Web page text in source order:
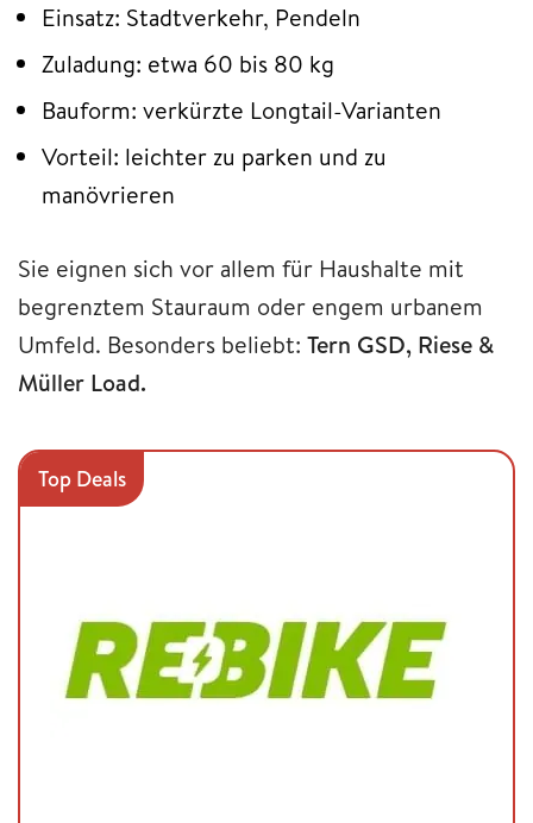
Einsatz: Stadtverkehr, Pendeln
Zuladung: etwa 60 bis 80 kg
Bauform: verkürzte Longtail-Varianten
Vorteil: leichter zu parken und zu
manövrieren
Sie eignen sich vor allem für Haushalte mit
begrenztem Stauraum oder engem urbanem
Umfeld. Besonders beliebt: Tern GSD, Riese &
Müller Load.
Top Deals